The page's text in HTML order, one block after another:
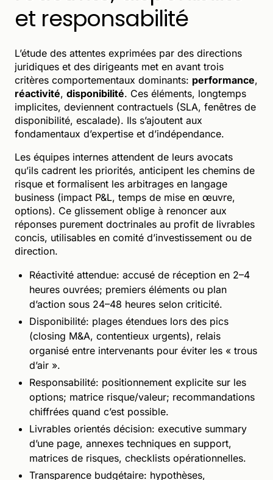
et responsabilité
L’étude des attentes exprimées par des directions
juridiques et des dirigeants met en avant trois
critères comportementaux dominants: performance,
réactivité, disponibilité. Ces éléments, longtemps
implicites, deviennent contractuels (SLA, fenêtres de
disponibilité, escalade). Ils s’ajoutent aux
fondamentaux d’expertise et d’indépendance.
Les équipes internes attendent de leurs avocats
qu’ils cadrent les priorités, anticipent les chemins de
risque et formalisent les arbitrages en langage
business (impact P&L, temps de mise en œuvre,
options). Ce glissement oblige à renoncer aux
réponses purement doctrinales au profit de livrables
concis, utilisables en comité d’investissement ou de
direction.
Réactivité attendue: accusé de réception en 2–4
heures ouvrées; premiers éléments ou plan
d’action sous 24–48 heures selon criticité.
Disponibilité: plages étendues lors des pics
(closing M&A, contentieux urgents), relais
organisé entre intervenants pour éviter les « trous
d’air ».
Responsabilité: positionnement explicite sur les
options; matrice risque/valeur; recommandations
chiffrées quand c’est possible.
Livrables orientés décision: executive summary
d’une page, annexes techniques en support,
matrices de risques, checklists opérationnelles.
Transparence budgétaire: hypothèses,